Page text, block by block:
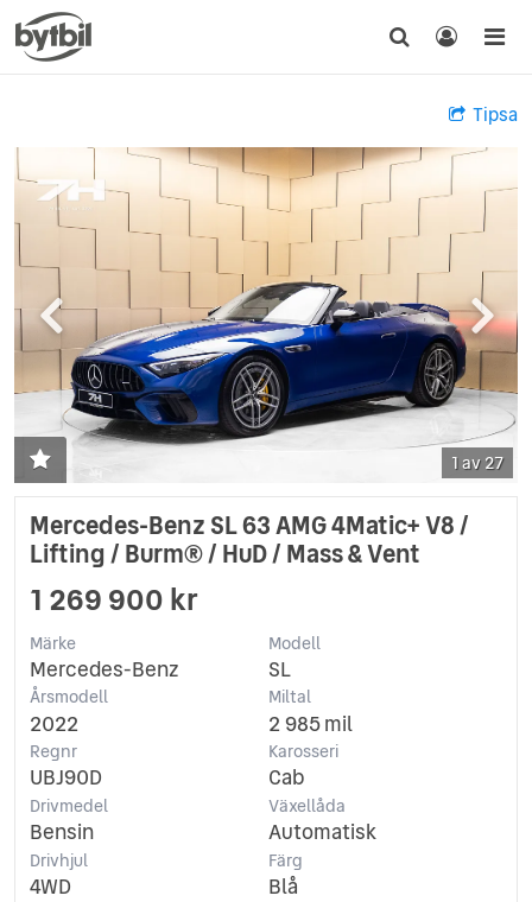
Tipsa
1 av 27
Mercedes-Benz SL 63 AMG 4Matic+ V8 /
Lifting / Burm® / HuD / Mass & Vent
1 269 900 kr
Märke
Mercedes-Benz
Modell
SL
Årsmodell
2022
Miltal
2 985 mil
Regnr
UBJ90D
Karosseri
Cab
Drivmedel
Bensin
Växellåda
Automatisk
Drivhjul
4WD
Färg
Blå